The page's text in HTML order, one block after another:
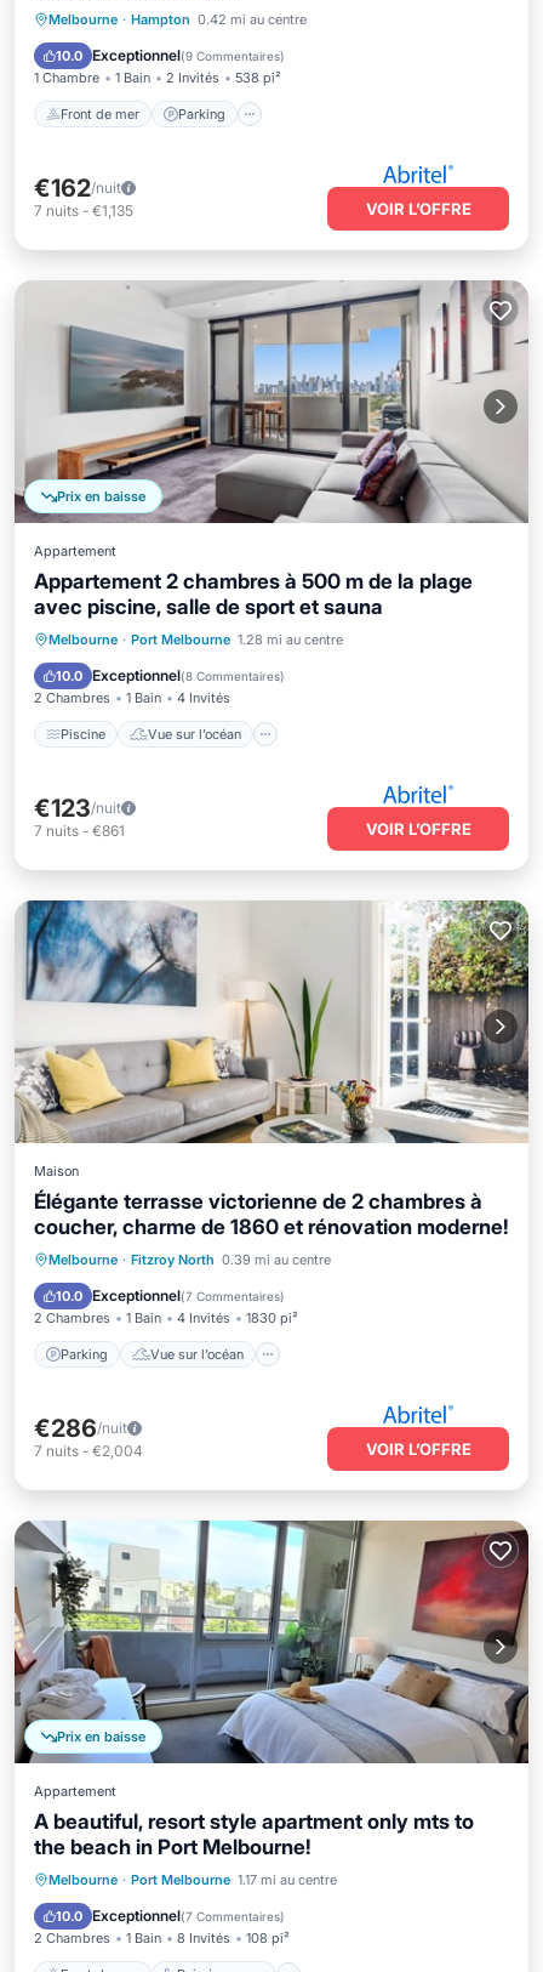
Melbourne · Hampton 0.42 mi au centre
10.0 Exceptionnel(9 Commentaires)
1 Chambre 1 Bain 2 Invités 538 pi²
Front de mer Parking
Front de mer
Parking
Vue sur l’océan
Balcon/Terrasse
€162/nuit
7 nuits - €1,135 VOIR L’OFFRE
Prix en baisse
Appartement
Appartement 2 chambres à 500 m de la plage
avec piscine, salle de sport et sauna
Melbourne · Port Melbourne 1.28 mi au centre
10.0 Exceptionnel(8 Commentaires)
2 Chambres 1 Bain 4 Invités
Piscine Vue sur l’océan
Piscine
Vue sur l’océan
Balcon/Terrasse
Vue
€123/nuit
7 nuits - €861 VOIR L’OFFRE
Maison
Élégante terrasse victorienne de 2 chambres à
coucher, charme de 1860 et rénovation moderne!
Melbourne · Fitzroy North 0.39 mi au centre
10.0 Exceptionnel(7 Commentaires)
2 Chambres 1 Bain 4 Invités 1830 pi²
Parking Vue sur l’océan
Parking
Vue sur l’océan
Balcon/Terrasse
Vue
€286/nuit
7 nuits - €2,004 VOIR L’OFFRE
Prix en baisse
Appartement
A beautiful, resort style apartment only mts to
the beach in Port Melbourne!
Melbourne · Port Melbourne 1.17 mi au centre
10.0 Exceptionnel(7 Commentaires)
2 Chambres 1 Bain 8 Invités 108 pi²
Front de mer Bain à remous
Piscine